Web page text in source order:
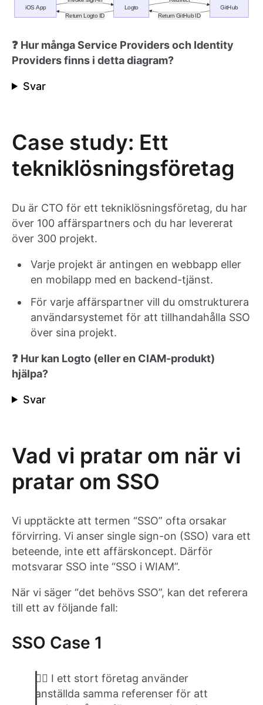
❓ Hur många Service Providers och Identity
Providers finns i detta diagram?
Svar
Case study: Ett
tekniklösningsföretag
Du är CTO för ett tekniklösningsföretag, du har
över 100 affärspartners och du har levererat
över 300 projekt.
Varje projekt är antingen en webbapp eller
en mobilapp med en backend-tjänst.
För varje affärspartner vill du omstrukturera
användarsystemet för att tillhandahålla SSO
över sina projekt.
❓ Hur kan Logto (eller en CIAM-produkt)
hjälpa?
Svar
Vad vi pratar om när vi
pratar om SSO
Vi upptäckte att termen “SSO” ofta orsakar
förvirring. Vi anser single sign-on (SSO) vara ett
beteende, inte ett affärskoncept. Därför
motsvarar SSO inte “SSO i WIAM”.
När vi säger “det behövs SSO”, kan det referera
till ett av följande fall:
SSO Case 1
👉🏽 I ett stort företag använder
anställda samma referenser för att